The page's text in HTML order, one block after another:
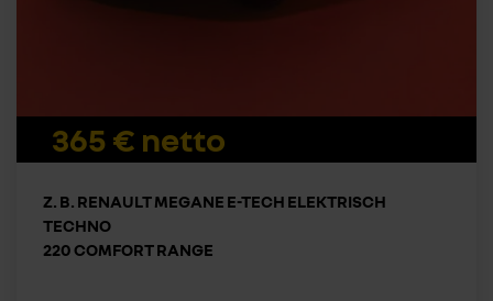
365 € netto
Z. B. RENAULT MEGANE E-TECH ELEKTRISCH
TECHNO
220 COMFORT RANGE